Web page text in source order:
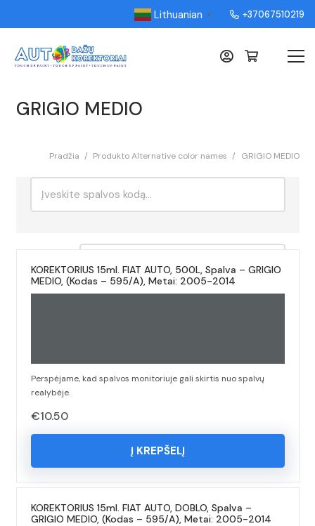
Lithuanian ▼ +37067510219
GRIGIO MEDIO
Pradžia / Produkto Alternative color names / GRIGIO MEDIO
KOREKTORIUS 15ml. FIAT AUTO, 500L, Spalva – GRIGIO
MEDIO, (Kodas – 595/A), Metai: 2005-2014
Perspėjame, kad spalvos monitoriuje gali skirtis nuo spalvų
realybėje.
€10.50
Į KREPŠELĮ
KOREKTORIUS 15ml. FIAT AUTO, DOBLO, Spalva –
GRIGIO MEDIO, (Kodas – 595/A), Metai: 2005-2014